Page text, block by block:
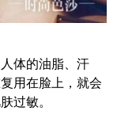
体的油脂、汗
用在脸上，就会
过敏。